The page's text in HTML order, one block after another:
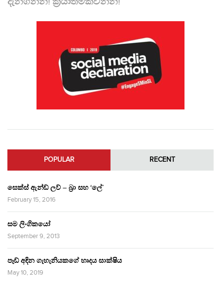
POPULAR RECENT
සෙක්ස් ඇන්ඩ් ලව් – බ්‍රා සහ ‘ලේ’
February 15, 2016
සම ලිංගිකයෝ
September 9, 2013
පෑඩ් අඳින ගැහැනියකගේ හෘදය සාක්ෂිය
May 10, 2019